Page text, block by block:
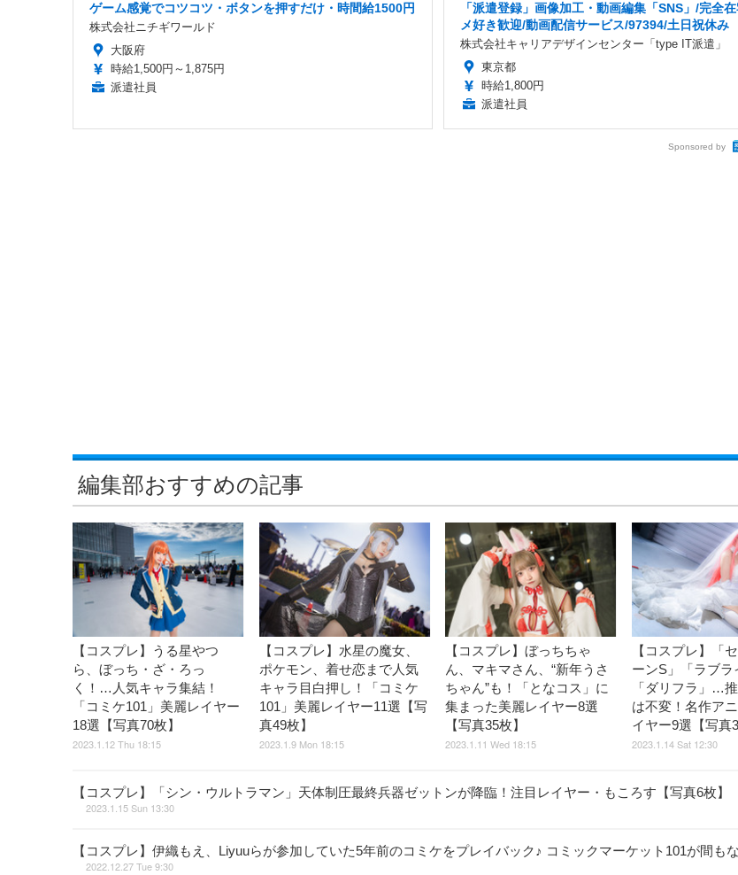
ゲーム感覚でコツコツ・ボタンを押すだけ・時間給1500円
株式会社ニチギワールド
大阪府
時給1,500円～1,875円
派遣社員
「派遣登録」画像加工・動画編集「SNS」/完全
メ好き歓迎/動画配信サービス/97394/土日祝休み
株式会社キャリアデザインセンター「type IT派遣」
東京都
時給1,800円
派遣社員
Sponsored by
編集部おすすめの記事
【コスプレ】うる星やつ
ら、ぼっち・ざ・ろっ
く！…人気キャラ集結！
「コミケ101」美麗レイヤー
18選【写真70枚】
2023.1.12 Thu 18:15
【コスプレ】水星の魔女、
ポケモン、着せ恋まで人気
キャラ目白押し！「コミケ
101」美麗レイヤー11選【写
真49枚】
2023.1.9 Mon 18:15
【コスプレ】ぼっちちゃ
ん、マキマさん、“新年うさ
ちゃん”も！「となコス」に
集まった美麗レイヤー8選
【写真35枚】
2023.1.11 Wed 18:15
【コスプレ】「
ーンS」「ラブラ
「ダリフラ」…
は不変！名作ア
イヤー9選【写真
2023.1.14 Sat 12:30
【コスプレ】「シン・ウルトラマン」天体制圧最終兵器ゼットンが降臨！注目レイヤー・もころす【写真6枚】
2023.1.15 Sun 13:30
【コスプレ】伊織もえ、Liyuuらが参加していた5年前のコミケをプレイバック♪ コミックマーケット101が間も
2022.12.27 Tue 9:30